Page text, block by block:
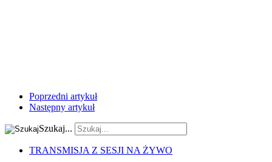
Poprzedni artykuł
Następny artykuł
Szukaj...
TRANSMISJA Z SESJI NA ŻYWO